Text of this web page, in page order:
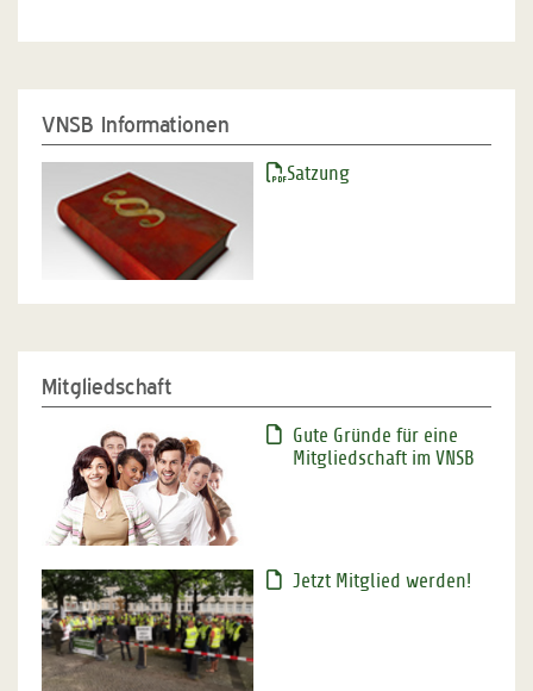
VNSB Informationen
Satzung
Mitgliedschaft
Gute Gründe für eine
Mitgliedschaft im VNSB
Jetzt Mitglied werden!